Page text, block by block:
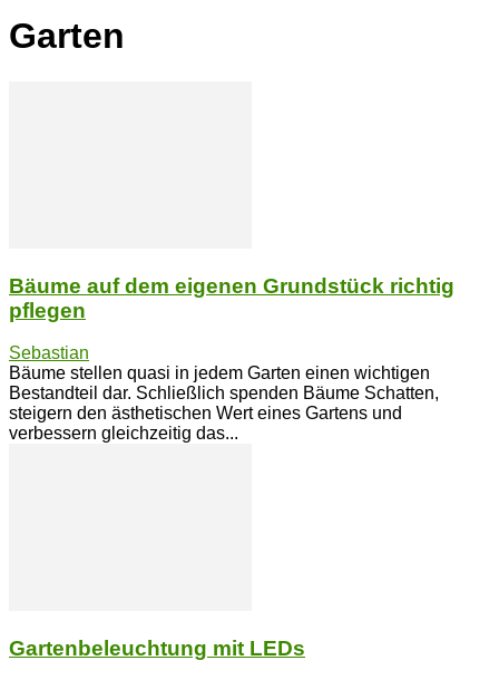
Garten
Bäume auf dem eigenen Grundstück richtig
pflegen
Sebastian
Bäume stellen quasi in jedem Garten einen wichtigen
Bestandteil dar. Schließlich spenden Bäume Schatten,
steigern den ästhetischen Wert eines Gartens und
verbessern gleichzeitig das...
Gartenbeleuchtung mit LEDs